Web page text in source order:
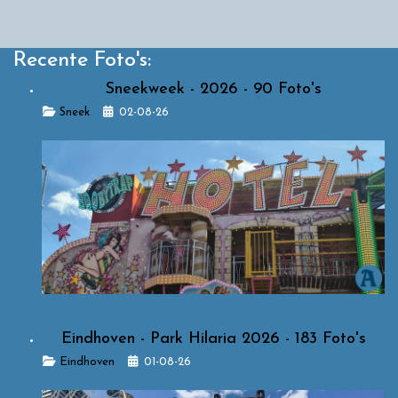
Recente Foto's:
Sneekweek - 2026 - 90 Foto's
Details
Sneek 02-08-26
Eindhoven - Park Hilaria 2026 - 183 Foto's
DetailsEindhoven 01-08-26